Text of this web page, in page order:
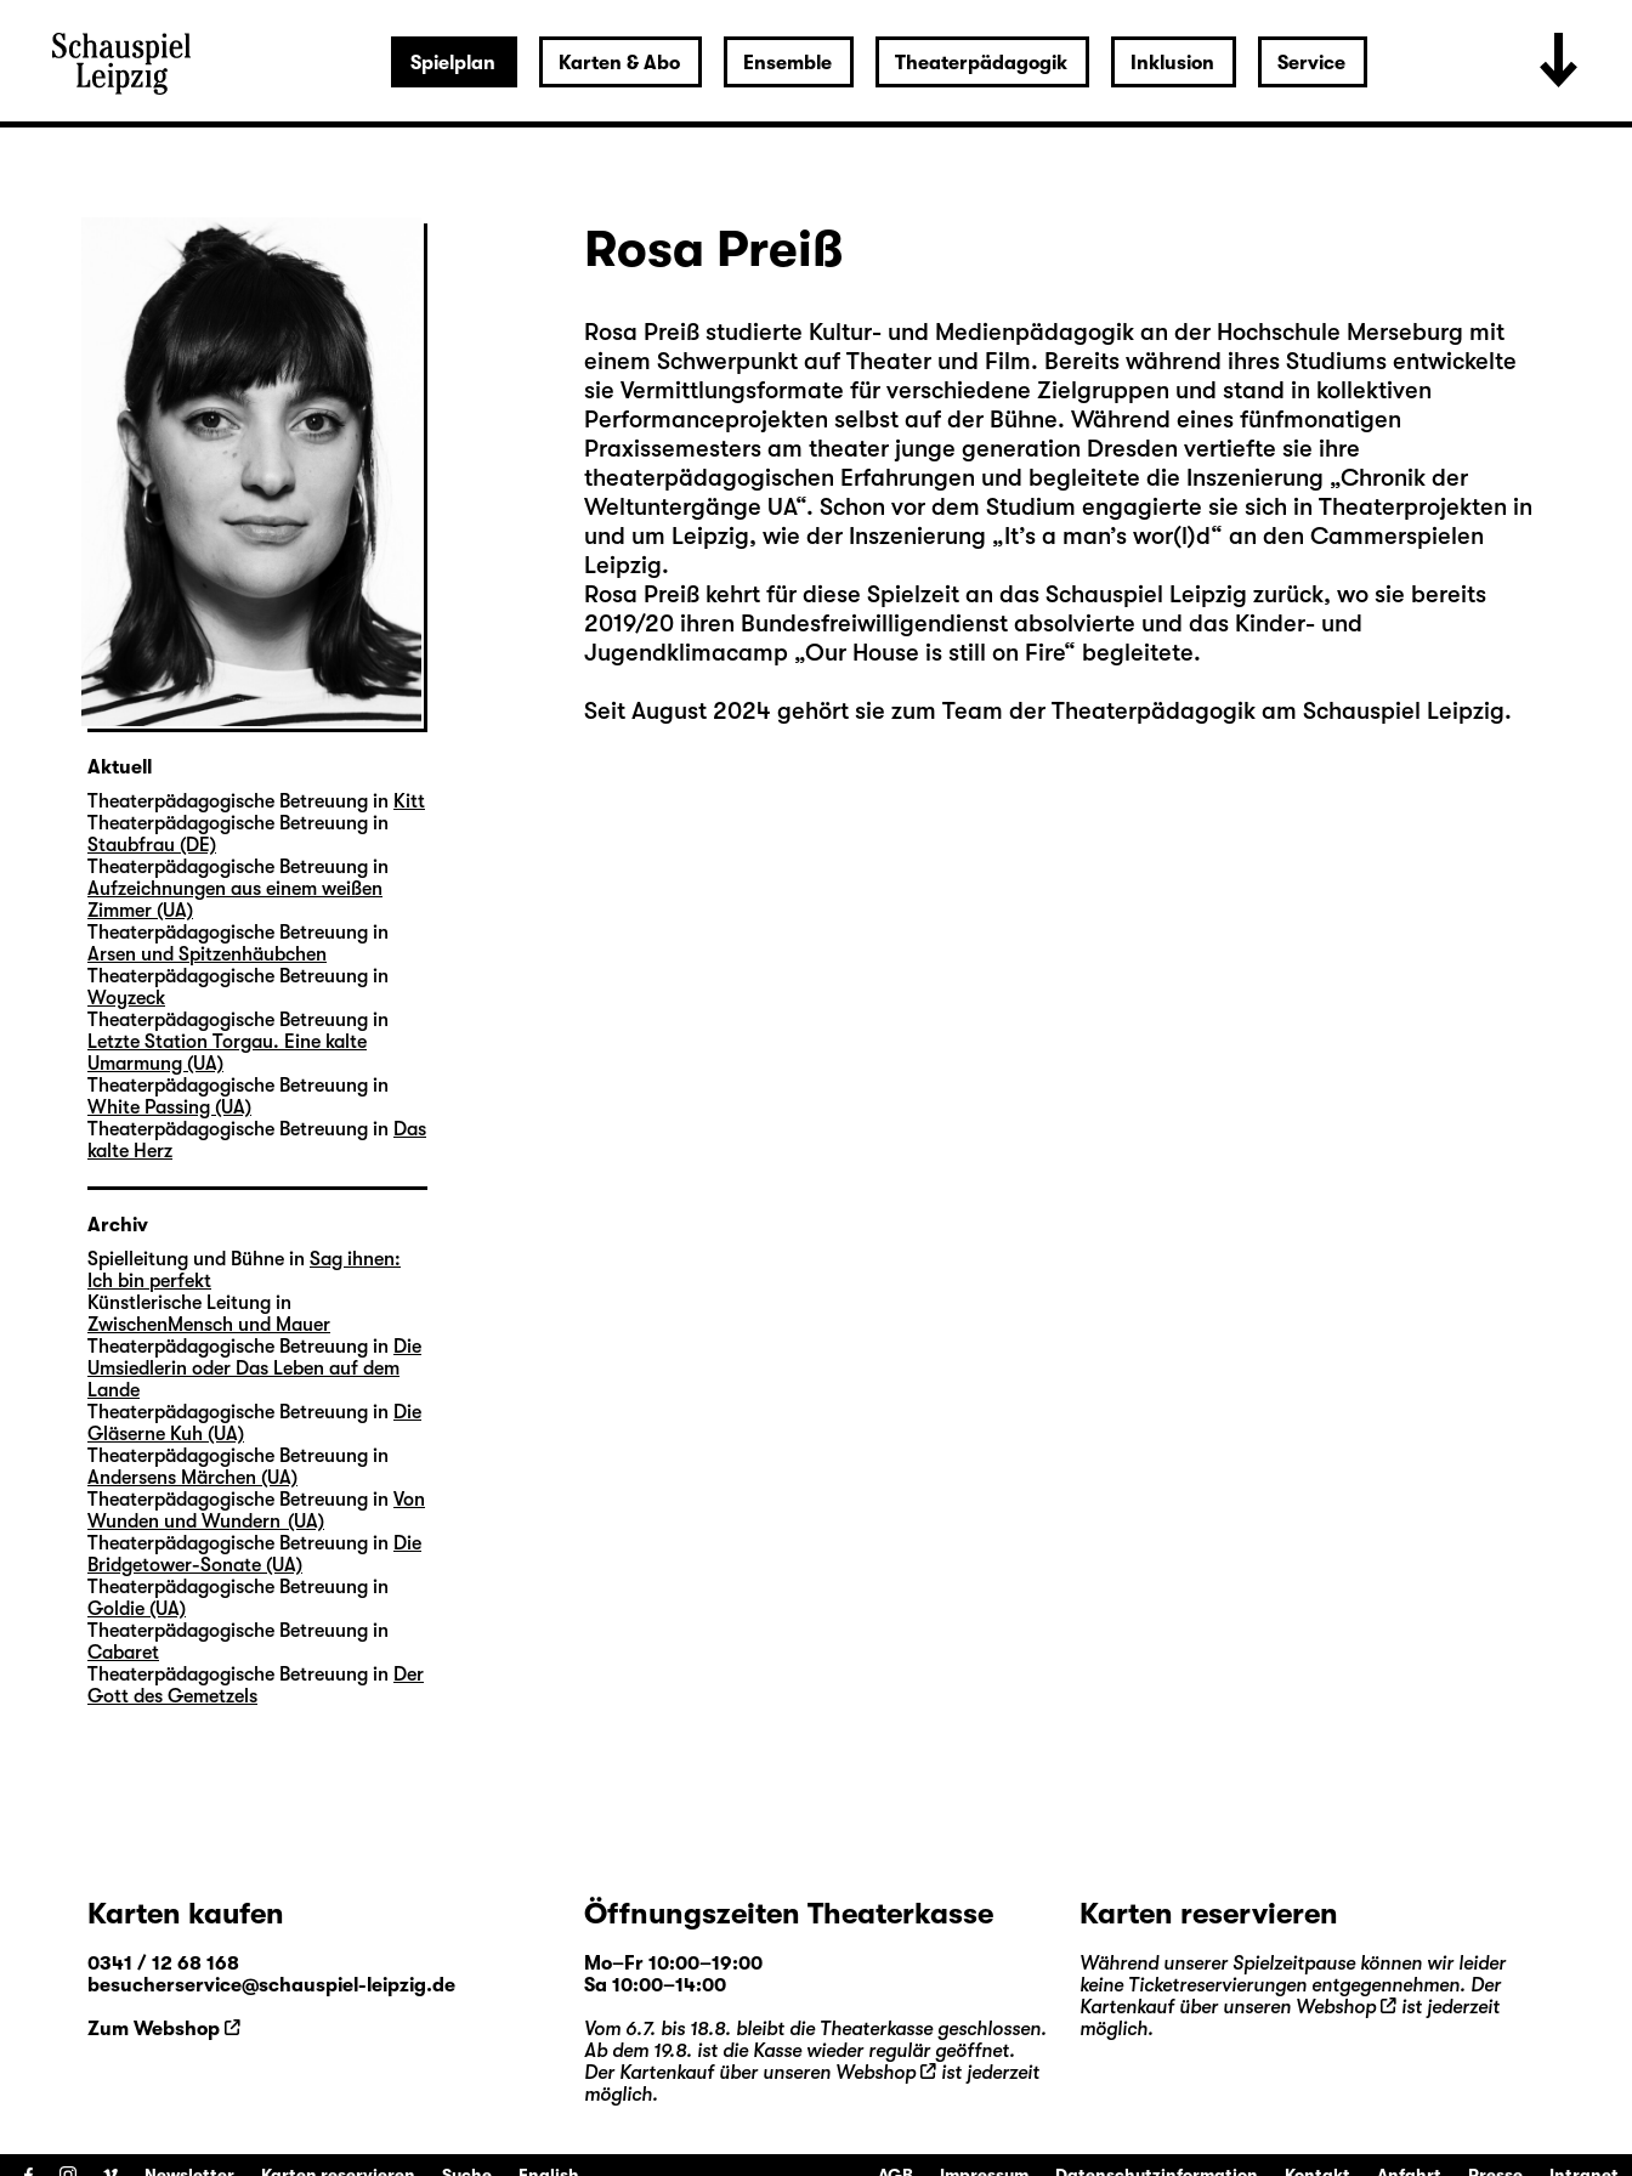
Spielplan Karten & Abo Ensemble Theaterpädagogik Inklusion Service
Rosa Preiß
Rosa Preiß studierte Kultur- und Medienpädagogik an der Hochschule Merseburg mit
einem Schwerpunkt auf Theater und Film. Bereits während ihres Studiums entwickelte
sie Vermittlungsformate für verschiedene Zielgruppen und stand in kollektiven
Performanceprojekten selbst auf der Bühne. Während eines fünfmonatigen
Praxissemesters am theater junge generation Dresden vertiefte sie ihre
theaterpädagogischen Erfahrungen und begleitete die Inszenierung „Chronik der
Weltuntergänge UA“. Schon vor dem Studium engagierte sie sich in Theaterprojekten in
und um Leipzig, wie der Inszenierung „It’s a man’s wor(l)d“ an den Cammerspielen
Leipzig.
Rosa Preiß kehrt für diese Spielzeit an das Schauspiel Leipzig zurück, wo sie bereits
2019/20 ihren Bundesfreiwilligendienst absolvierte und das Kinder- und
Jugendklimacamp „Our House is still on Fire“ begleitete.
Seit August 2024 gehört sie zum Team der Theaterpädagogik am Schauspiel Leipzig.
Aktuell
Theaterpädagogische Betreuung in Kitt
Theaterpädagogische Betreuung in
Staubfrau (DE)
Theaterpädagogische Betreuung in
Aufzeichnungen aus einem weißen
Zimmer (UA)
Theaterpädagogische Betreuung in
Arsen und Spitzenhäubchen
Theaterpädagogische Betreuung in
Woyzeck
Theaterpädagogische Betreuung in
Letzte Station Torgau. Eine kalte
Umarmung (UA)
Theaterpädagogische Betreuung in
White Passing (UA)
Theaterpädagogische Betreuung in Das
kalte Herz
Archiv
Spielleitung und Bühne in Sag ihnen:
Ich bin perfekt
Künstlerische Leitung in
ZwischenMensch und Mauer
Theaterpädagogische Betreuung in Die
Umsiedlerin oder Das Leben auf dem
Lande
Theaterpädagogische Betreuung in Die
Gläserne Kuh (UA)
Theaterpädagogische Betreuung in
Andersens Märchen (UA)
Theaterpädagogische Betreuung in Von
Wunden und Wundern (UA)
Theaterpädagogische Betreuung in Die
Bridgetower-Sonate (UA)
Theaterpädagogische Betreuung in
Goldie (UA)
Theaterpädagogische Betreuung in
Cabaret
Theaterpädagogische Betreuung in Der
Gott des Gemetzels
Karten kaufen
0341 / 12 68 168
besucherservice@schauspiel-leipzig.de
Zum Webshop
Öffnungszeiten Theaterkasse
Mo–Fr 10:00–19:00
Sa 10:00–14:00
Vom 6.7. bis 18.8. bleibt die Theaterkasse geschlossen.
Ab dem 19.8. ist die Kasse wieder regulär geöffnet.
Der Kartenkauf über unseren Webshop
ist jederzeit
möglich.
Karten reservieren
Während unserer Spielzeitpause können wir leider
keine Ticketreservierungen entgegennehmen. Der
Kartenkauf über unseren Webshop
ist jederzeit
möglich.